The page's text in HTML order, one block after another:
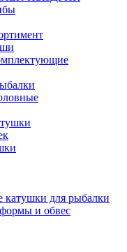
катушки для рыбалки
и обвес